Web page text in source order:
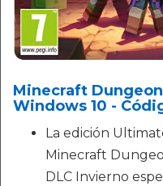
Minecraft
Windows 10 -
La edición
Minecraft
DLC Invierno